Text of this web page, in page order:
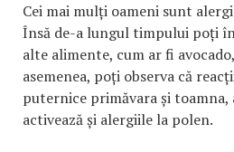
Cei mai mulți oameni sunt
Însă de-a lungul timpului poți
alte alimente, cum ar fi
asemenea, poți observa că
puternice primăvara și toamna,
activează și alergiile la polen.